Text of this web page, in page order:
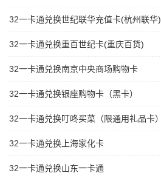
32一卡通兑换世纪联华充值卡(杭州联华)
32一卡通兑换重百世纪卡(重庆百货)
32一卡通兑换南京中央商场购物卡
32一卡通兑换银座购物卡（黑卡）
32一卡通兑换叮咚买菜（限通用礼品卡）
32一卡通兑换上海家化卡
32一卡通兑换山东一卡通